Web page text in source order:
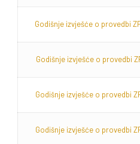
Godišnje izvješće o provedbi
Godišnje izvješće o provedbi
Godišnje izvješće o provedbi
Godišnje izvješće o provedbi